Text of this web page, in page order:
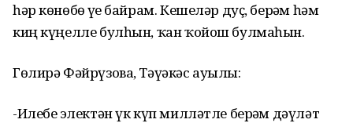
һәр көнөбөҙ үҙе байрам. Кешеләр дуҫ, берҙәм һәм
киң күңелле булһын, ҡан ҡойош булмаһын.
Гөлирә Фәйрүзова, Тәүәкәс ауылы:
-Илебеҙ электән үк күп милләтле берҙәм дәүләт